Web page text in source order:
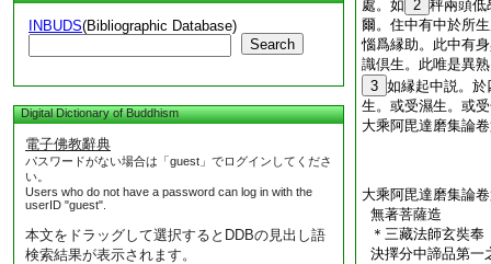
INBUDS(Bibliographic Database)
Search
Digital Dictionary of Buddhism
電子佛教辭典
パスワードがない場合は「guest」でログインしてくださ
い。
Users who do not have a password can log in with the
userID "guest".
本文をドラッグして選択するとDDBの見出し語
検索結果が表示されます。
處。如 2 秤兩頭低
爾。住中有中於所
惱爲縁助。此中有
識倶生。此唯是異
3 如縁起中説。
生。或受濕生。或
大乘阿毘達磨集論
大乘阿毘達磨集論
無著菩薩造
＊三藏法師玄奘
決擇分中諦品第一